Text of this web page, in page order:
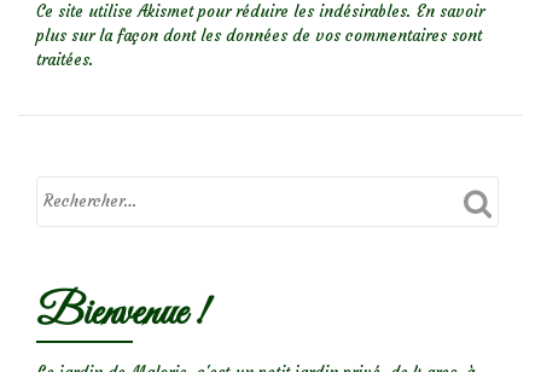
Ce site utilise Akismet pour réduire les indésirables. En savoir
plus sur la façon dont les données de vos commentaires sont
traitées.
Bienvenue !